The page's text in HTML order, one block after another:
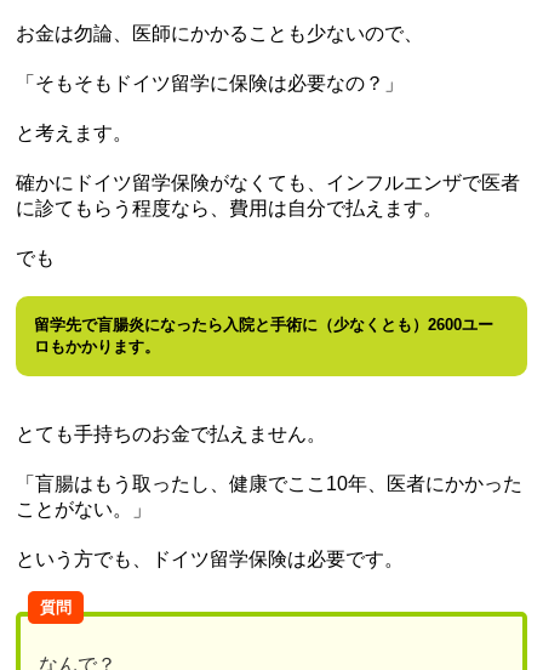
お金は勿論、医師にかかることも少ないので、
「そもそもドイツ留学に保険は必要なの？」
と考えます。
確かにドイツ留学保険がなくても、インフルエンザで医者
に診てもらう程度なら、費用は自分で払えます。
でも
留学先で盲腸炎になったら入院と手術に（少なくとも）2600ユー
ロもかかります。
とても手持ちのお金で払えません。
「盲腸はもう取ったし、健康でここ10年、医者にかかった
ことがない。」
という方でも、ドイツ留学保険は必要です。
質問
なんで？